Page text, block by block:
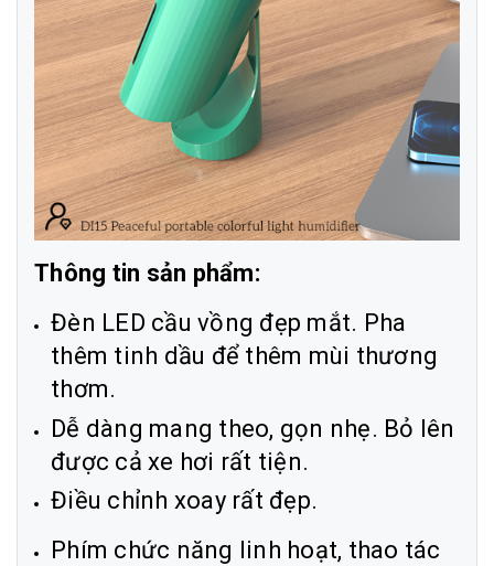
Thông tin sản phẩm:
Đèn LED cầu vồng đẹp mắt. Pha
thêm tinh dầu để thêm mùi thương
thơm.
Dễ dàng mang theo, gọn nhẹ. Bỏ lên
được cả xe hơi rất tiện.
Điều chỉnh xoay rất đẹp.
Phím chức năng linh hoạt, thao tác